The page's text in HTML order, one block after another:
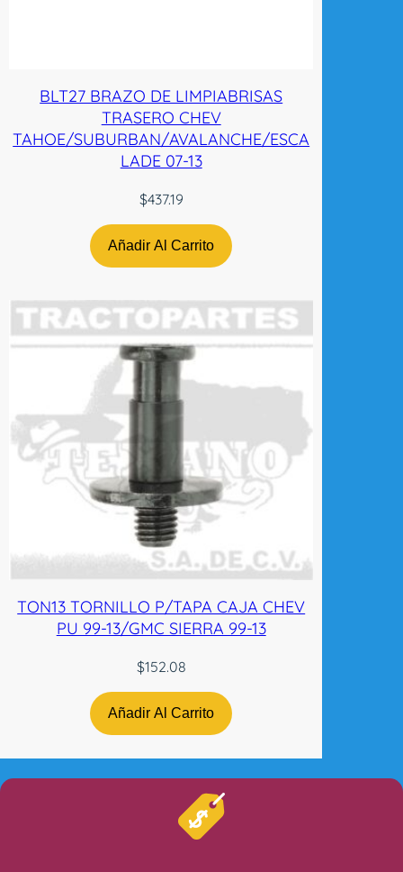
BLT27 BRAZO DE LIMPIABRISAS
TRASERO CHEV
TAHOE/SUBURBAN/AVALANCHE/ESCA
LADE 07-13
$437.19
Añadir Al Carrito
TON13 TORNILLO P/TAPA CAJA CHEV
PU 99-13/GMC SIERRA 99-13
$152.08
Añadir Al Carrito